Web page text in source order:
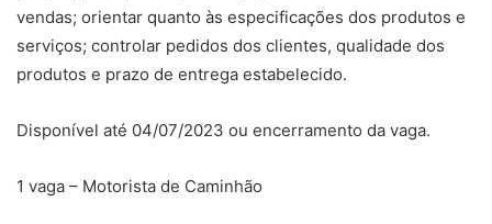
vendas; orientar quanto às especificações dos produtos e
serviços; controlar pedidos dos clientes, qualidade dos
produtos e prazo de entrega estabelecido.
Disponível até 04/07/2023 ou encerramento da vaga.
1 vaga – Motorista de Caminhão